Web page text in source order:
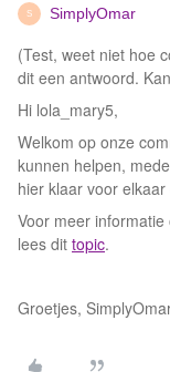
S SimplyOmar
(Test, weet niet hoe
dit een antwoord.
Hi lola_mary5,
Welkom op onze
kunnen helpen,
hier klaar voor
Voor meer
lees dit topic.
Groetjes,